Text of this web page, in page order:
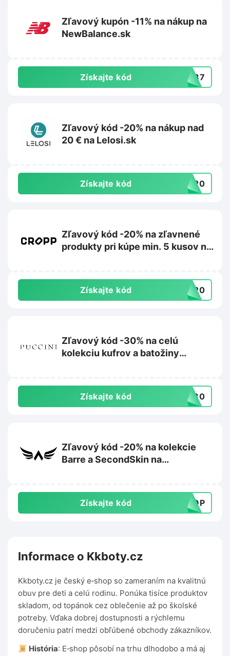
Zľavový kupón -11% na nákup na
NewBalance.sk
Získajte kód PW87
Zľavový kód -20% na nákup nad
20 € na Lelosi.sk
Získajte kód RA20
Zľavový kód -20% na zľavnené
produkty pri kúpe min. 5 kusov na
Získajte kód RA20
Zľavový kód -30% na celú
kolekciu kufrov a batožiny
Získajte kód AR30
Zľavový kód -20% na kolekcie
Barre a SecondSkin na
Získajte kód DROP
Informace o Kkboty.cz
Kkboty.cz je český e‑shop so zameraním na kvalitnú
obuv pre deti a celú rodinu. Ponúka tisíce produktov
skladom, od topánok cez oblečenie až po školské
potreby. Vďaka dobrej dostupnosti a rýchlemu
doručeniu patrí medzi obľúbené obchody zákazníkov.
História: E‑shop pôsobí na trhu dlhodobo a má aj